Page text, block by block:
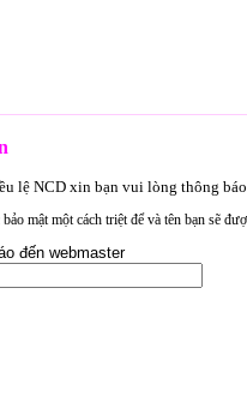
lệ NCD xin bạn vui lòng thông báo
mật một cách triệt để và tên bạn sẽ
đến webmaster